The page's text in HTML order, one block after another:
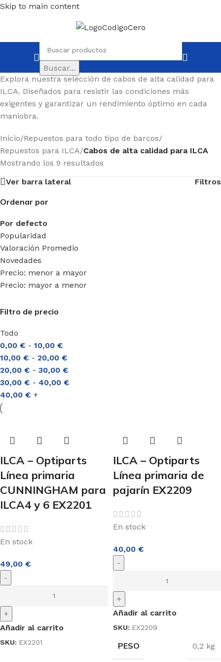
Skip to main content
Buscar...
Explora nuestra selección de cabos de alta calidad para
ILCA. Diseñados para resistir las condiciones más
exigentes y garantizar un rendimiento óptimo en cada
maniobra.
Inicio/Repuestos para todo tipo de barcos/
Repuestos para ILCA/Cabos de alta calidad para ILCA
Mostrando los 9 resultados
Ver barra lateral
Filtros
Ordenar por
Por defecto
Popularidad
Valoración Promedio
Novedades
Precio: menor a mayor
Precio: mayor a menor
Filtro de precio
Todo
0,00 € - 10,00 €
10,00 € - 20,00 €
20,00 € - 30,00 €
30,00 € - 40,00 €
40,00 € +
ILCA – Optiparts
Línea primaria
CUNNINGHAM para
ILCA4 y 6 EX2201
En stock
49,00 €
-
+
Añadir al carrito
SKU: EX2201
ILCA – Optiparts
Línea primaria de
pajarín EX2209
En stock
40,00 €
-
+
Añadir al carrito
SKU: EX2209
PESO 0,2 kg